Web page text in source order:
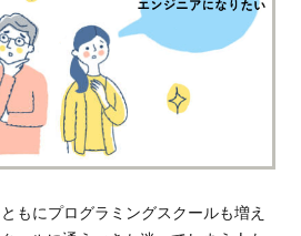
もにプログラミングスクールも増え